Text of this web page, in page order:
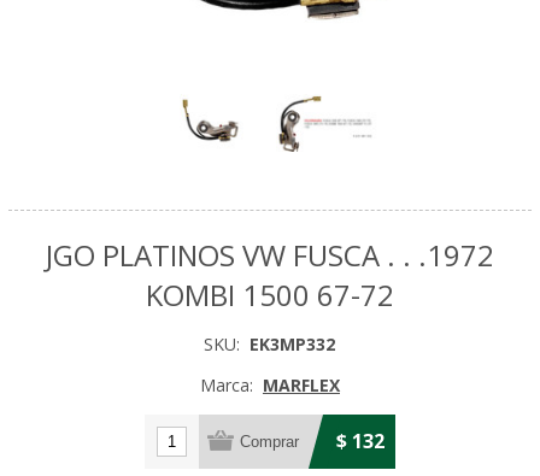
JGO PLATINOS VW FUSCA . . .1972
KOMBI 1500 67-72
SKU: EK3MP332
Marca: MARFLEX
$ 132